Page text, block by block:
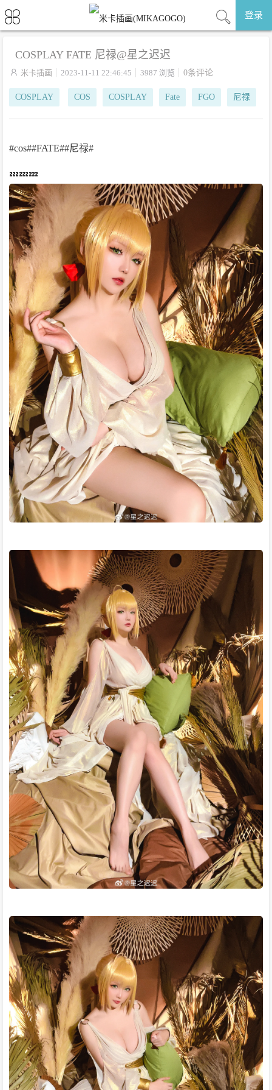
登录
COSPLAY FATE 尼禄@星之迟迟
 米卡插画 2023-11-11 22:46:45 3987 浏览 0条评论
COSPLAY COS COSPLAY Fate FGO 尼禄
#cos##FATE##尼禄#
💤💤💤